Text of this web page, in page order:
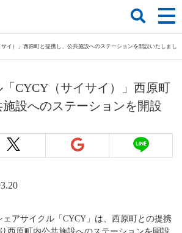
イ）」西原町と提携し、公共施設へのステーションを開設いたしまし
CYCY（サイサイ）」西原町
設へのステーションを開設
アサイクル「CYCY」は、西原町との提携